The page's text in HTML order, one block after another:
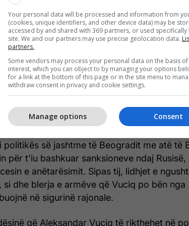
asnjë fushë ku progresi të jetë vlerësuar si i
e fushave progresi është i kufizuar
Gjendja në Serbi, e cila është përkeqësuar
shënuar regres të mëtejshëm gjatë vitit të
e tij u kritikua rreptë, të mërkurën, nga
të Serbisë, Ana Bërnabiq, shtoi se edhe
në dialogun Kosovë–Serbi dhe
politikës së jashtme të Beogradit me atë të
për t'iu bashkuar sanksioneve ndaj Rusisë,
e anëtarësimit. Sipas tij, lidhjet e
si dhe blerja e armëve që Vuciq po bën nga
në sigurinë rajonale.
që Aleksandar Vuçiq të rikthehet në
Your personal data will be processed and information from
(cookies, unique identifiers, and other device data) may be
accessed by and shared with 369 partners, or used specifically
site. We and our partners may use precise geolocation data.
partners.
Some vendors may process your personal data on the basis
interest, which you can object to by managing your options
for a link at the bottom of this page or in the site menu to
withdraw consent in privacy and cookie settings.
Consent
Manage options